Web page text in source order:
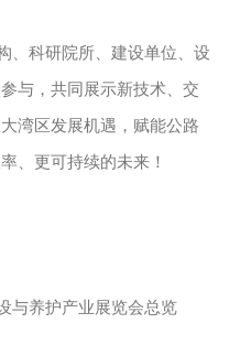
、科研院所、建设单位、设
与，共同展示新技术、交
湾区发展机遇，赋能公路
、更可持续的未来！
与养护产业展览会总览